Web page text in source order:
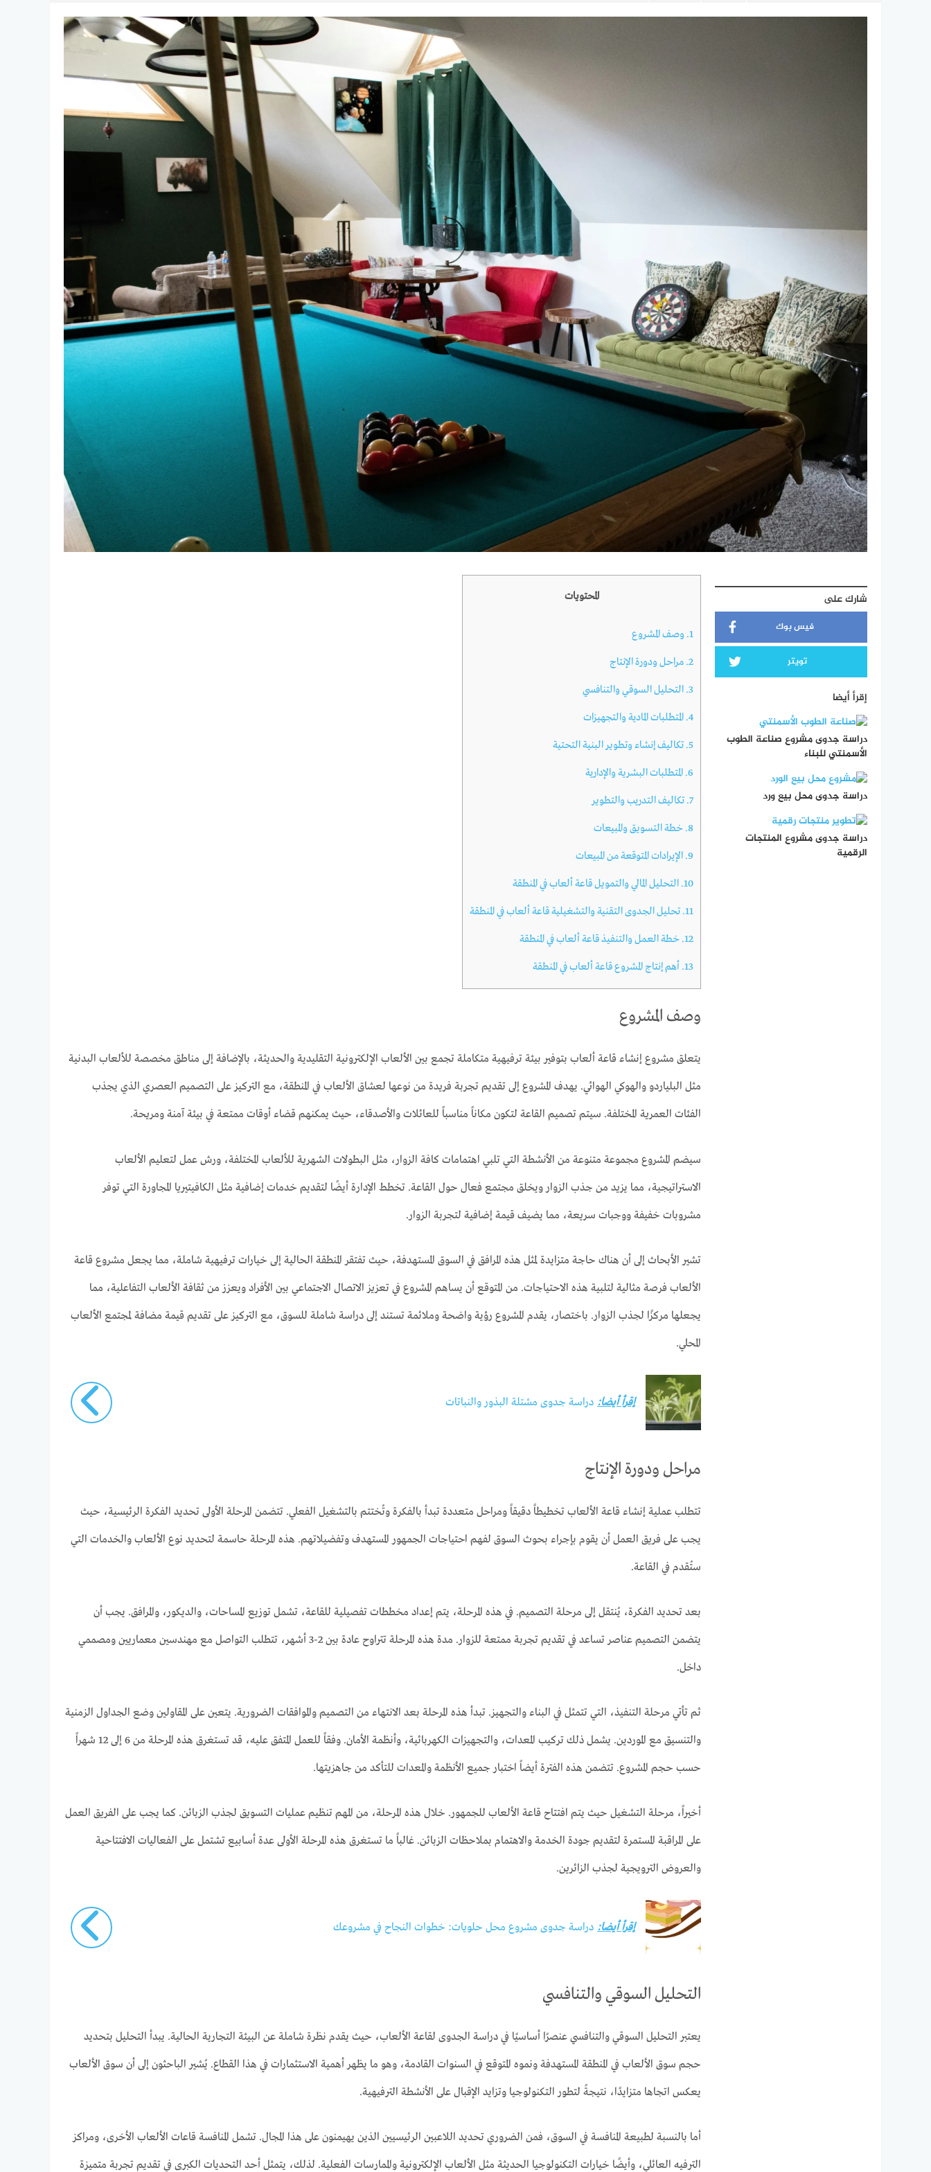
شارك على
فيس بوك
تويتر
إقرأ أيضا
دراسة جدوى مشروع صناعة الطوب
الأسمنتي للبناء
دراسة جدوى محل بيع ورد
دراسة جدوى مشروع المنتجات
الرقمية
المحتويات
1. وصف المشروع
2. مراحل ودورة الإنتاج
3. التحليل السوقي والتنافسي
4. المتطلبات المادية والتجهيزات
5. تكاليف إنشاء وتطوير البنية التحتية
6. المتطلبات البشرية والإدارية
7. تكاليف التدريب والتطوير
8. خطة التسويق والمبيعات
9. الإيرادات المتوقعة من المبيعات
10. التحليل المالي والتمويل قاعة ألعاب في المنطقة
11. تحليل الجدوى التقنية والتشغيلية قاعة ألعاب في المنطقة
12. خطة العمل والتنفيذ قاعة ألعاب في المنطقة
13. أهم إنتاج المشروع قاعة ألعاب في المنطقة
وصف المشروع
يتعلق مشروع إنشاء قاعة ألعاب بتوفير بيئة ترفيهية متكاملة تجمع بين الألعاب الإلكترونية التقليدية والحديثة، بالإضافة إلى مناطق مخصصة للألعاب البدنية
مثل البلياردو والهوكي الهوائي. يهدف المشروع إلى تقديم تجربة فريدة من نوعها لعشاق الألعاب في المنطقة، مع التركيز على التصميم العصري الذي يجذب
الفئات العمرية المختلفة. سيتم تصميم القاعة لتكون مكاناً مناسباً للعائلات والأصدقاء، حيث يمكنهم قضاء أوقات ممتعة في بيئة آمنة ومريحة.
سيضم المشروع مجموعة متنوعة من الأنشطة التي تلبي اهتمامات كافة الزوار، مثل البطولات الشهرية للألعاب المختلفة، ورش عمل لتعليم الألعاب
الاستراتيجية، مما يزيد من جذب الزوار ويخلق مجتمع فعال حول القاعة. تخطط الإدارة أيضًا لتقديم خدمات إضافية مثل الكافيتيريا المجاورة التي توفر
مشروبات خفيفة ووجبات سريعة، مما يضيف قيمة إضافية لتجربة الزوار.
تشير الأبحاث إلى أن هناك حاجة متزايدة لمثل هذه المرافق في السوق المستهدفة، حيث تفتقر المنطقة الحالية إلى خيارات ترفيهية شاملة، مما يجعل مشروع قاعة
الألعاب فرصة مثالية لتلبية هذه الاحتياجات. من المتوقع أن يساهم المشروع في تعزيز الاتصال الاجتماعي بين الأفراد ويعزز من ثقافة الألعاب التفاعلية، مما
يجعلها مركزًا لجذب الزوار. باختصار، يقدم المشروع رؤية واضحة وملائمة تستند إلى دراسة شاملة للسوق، مع التركيز على تقديم قيمة مضافة لمجتمع الألعاب
المحلي.
إقرأ أيضا: دراسة جدوى مشتلة البذور والنباتات
مراحل ودورة الإنتاج
تتطلب عملية إنشاء قاعة الألعاب تخطيطاً دقيقاً ومراحل متعددة تبدأ بالفكرة وتُختتم بالتشغيل الفعلي. تتضمن المرحلة الأولى تحديد الفكرة الرئيسية، حيث
يجب على فريق العمل أن يقوم بإجراء بحوث السوق لفهم احتياجات الجمهور المستهدف وتفضيلاتهم. هذه المرحلة حاسمة لتحديد نوع الألعاب والخدمات التي
ستُقدم في القاعة.
بعد تحديد الفكرة، يُنتقل إلى مرحلة التصميم. في هذه المرحلة، يتم إعداد مخططات تفصيلية للقاعة، تشمل توزيع المساحات، والديكور، والمرافق. يجب أن
يتضمن التصميم عناصر تساعد في تقديم تجربة ممتعة للزوار. مدة هذه المرحلة تتراوح عادة بين 2-3 أشهر، تتطلب التواصل مع مهندسين معماريين ومصممي
داخل.
ثم تأتي مرحلة التنفيذ، التي تتمثل في البناء والتجهيز. تبدأ هذه المرحلة بعد الانتهاء من التصميم والموافقات الضرورية. يتعين على المقاولين وضع الجداول الزمنية
والتنسيق مع الموردين. يشمل ذلك تركيب المعدات، والتجهيزات الكهربائية، وأنظمة الأمان. وفقاً للعمل المتفق عليه، قد تستغرق هذه المرحلة من 6 إلى 12 شهراً
حسب حجم المشروع. تتضمن هذه الفترة أيضاً اختبار جميع الأنظمة والمعدات للتأكد من جاهزيتها.
أخيراً، مرحلة التشغيل حيث يتم افتتاح قاعة الألعاب للجمهور. خلال هذه المرحلة، من المهم تنظيم عمليات التسويق لجذب الزبائن. كما يجب على الفريق العمل
على المراقبة المستمرة لتقديم جودة الخدمة والاهتمام بملاحظات الزبائن. غالباً ما تستغرق هذه المرحلة الأولى عدة أسابيع تشتمل على الفعاليات الافتتاحية
والعروض الترويجية لجذب الزائرين.
إقرأ أيضا: دراسة جدوى مشروع محل حلويات: خطوات النجاح في مشروعك
التحليل السوقي والتنافسي
يعتبر التحليل السوقي والتنافسي عنصرًا أساسيًا في دراسة الجدوى لقاعة الألعاب، حيث يقدم نظرة شاملة عن البيئة التجارية الحالية. يبدأ التحليل بتحديد
حجم سوق الألعاب في المنطقة المستهدفة ونموه المتوقع في السنوات القادمة، وهو ما يظهر أهمية الاستثمارات في هذا القطاع. يُشير الباحثون إلى أن سوق الألعاب
يعكس اتجاها متزايدًا، نتيجةً لتطور التكنولوجيا وتزايد الإقبال على الأنشطة الترفيهية.
أما بالنسبة لطبيعة المنافسة في السوق، فمن الضروري تحديد اللاعبين الرئيسيين الذين يهيمنون على هذا المجال. تشمل المنافسة قاعات الألعاب الأخرى، ومراكز
الترفيه العائلي، وأيضًا خيارات التكنولوجيا الحديثة مثل الألعاب الإلكترونية والممارسات الفعلية. لذلك، يتمثل أحد التحديات الكبرى في تقديم تجربة متميزة